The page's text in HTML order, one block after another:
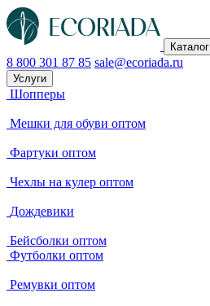
Каталог
8 800 301 87 85 sale@ecoriada.ru
Услуги
Шопперы
Мешки для обуви оптом
Фартуки оптом
Чехлы на кулер оптом
Дождевики
Бейсболки оптом
Футболки оптом
Ремувки оптом